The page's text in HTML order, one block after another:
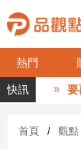
熱門
品
觀
財
要再
首頁 觀點